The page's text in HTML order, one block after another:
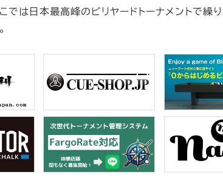
では日本最高峰のビリヤードトーナメントで繰